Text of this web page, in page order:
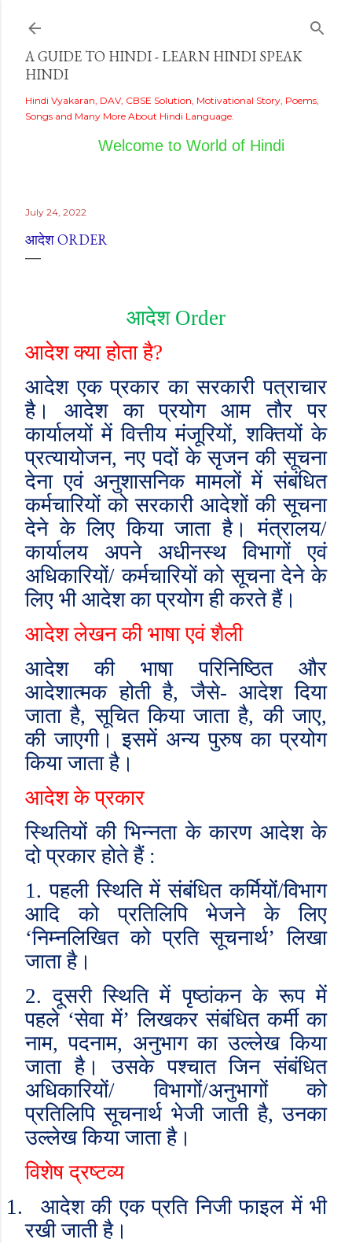
A GUIDE TO HINDI - LEARN HINDI SPEAK
HINDI
Hindi Vyakaran, DAV, CBSE Solution, Motivational Story, Poems,
Songs and Many More About Hindi Language.
Welcome to World of Hindi
July 24, 2022
आदेश ORDER
आदेश Order
आदेश क्या होता है?
आदेश एक प्रकार का सरकारी पत्राचार
है। आदेश का प्रयोग आम तौर पर
कार्यालयों में वित्तीय मंजूरियों, शक्तियों के
प्रत्यायोजन, नए पदों के सृजन की सूचना
देना एवं अनुशासनिक मामलों में संबंधित
कर्मचारियों को सरकारी आदेशों की सूचना
देने के लिए किया जाता है। मंत्रालय/
कार्यालय अपने अधीनस्थ विभागों एवं
अधिकारियों/ कर्मचारियों को सूचना देने के
लिए भी आदेश का प्रयोग ही करते हैं।
आदेश लेखन की भाषा एवं शैली
आदेश की भाषा परिनिष्ठित और
आदेशात्मक होती है, जैसे- आदेश दिया
जाता है,सूचित किया जाता है,की जाए,
की जाएगी। इसमें अन्य पुरुष का प्रयोग
किया जाता है।
आदेश के प्रकार
स्थितियों की भिन्नता के कारण आदेश के
दो प्रकार होते हैं :
1. पहली स्थिति में संबंधित कर्मियों/विभाग
आदि को प्रतिलिपि भेजने के लिए
‘निम्नलिखित को प्रति सूचनार्थ’लिखा
जाता है।
2. दूसरी स्थिति में पृष्ठांकन के रूप में
पहले ‘सेवा में’लिखकर संबंधित कर्मी का
नाम,पदनाम, अनुभाग का उल्लेख किया
जाता है। उसके पश्चात जिन संबंधित
अधिकारियों/ विभागों/अनुभागों को
प्रतिलिपि सूचनार्थ भेजी जाती है,उनका
उल्लेख किया जाता है।
विशेष द्रष्टव्य
1.
आदेश की एक प्रति निजी फाइल में भी
रखी जाती है।